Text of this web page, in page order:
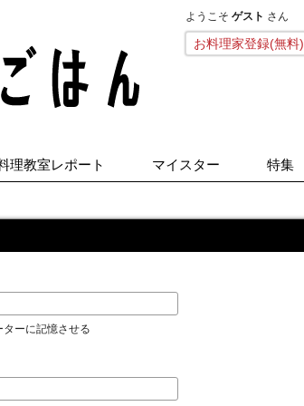
こねくとごはん
ようこそ ゲスト さん
お料理家登録(無料)
理教室レポート マイスター 特集
ーに記憶させる